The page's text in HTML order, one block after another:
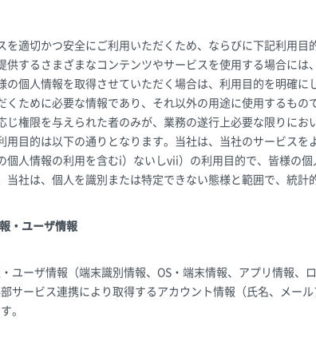
を適切かつ安全にご利用いただくため、ならびに下記利用
供するさまざまなコンテンツやサービスを使用する場合には
の個人情報を取得させていただく場合は、利用目的を明確
くために必要な情報であり、それ以外の用途に使用するもの
じ権限を与えられた者のみが、業務の遂行上必要な限りにお
用目的は以下の通りとなります。当社は、当社のサービスを
個人情報の利用を含むi）ないしvii）の利用目的で、皆様の
当社は、個人を識別または特定できない態様と範囲で、統
・ユーザ情報
ユーザ情報（端末識別情報、OS・端末情報、アプリ情報、
サービス連携により取得するアカウント情報（氏名、メー
。